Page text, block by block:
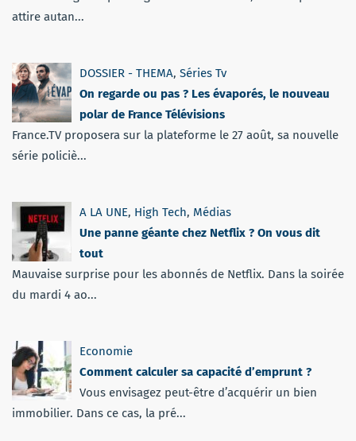
attire autan...
DOSSIER - THEMA, Séries Tv
On regarde ou pas ? Les évaporés, le nouveau
polar de France Télévisions
France.TV proposera sur la plateforme le 27 août, sa nouvelle
série policiè...
A LA UNE, High Tech, Médias
Une panne géante chez Netflix ? On vous dit
tout
Mauvaise surprise pour les abonnés de Netflix. Dans la soirée
du mardi 4 ao...
Economie
Comment calculer sa capacité d’emprunt ?
Vous envisagez peut-être d’acquérir un bien
immobilier. Dans ce cas, la pré...